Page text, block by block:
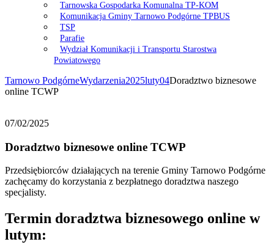
Tarnowska Gospodarka Komunalna TP-KOM
Komunikacja Gminy Tarnowo Podgórne TPBUS
TSP
Parafie
Wydział Komunikacji i Transportu Starostwa
Powiatowego
Tarnowo PodgórneWydarzenia2025luty04Doradztwo biznesowe
online TCWP
07/02/2025
Doradztwo biznesowe online TCWP
Przedsiębiorców działających na terenie Gminy Tarnowo Podgórne
zachęcamy do korzystania z bezpłatnego doradztwa naszego
specjalisty.
Termin doradztwa biznesowego online w
lutym: